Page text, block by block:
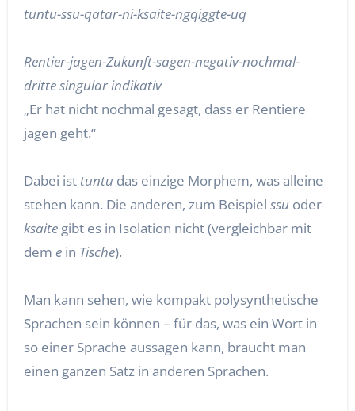
tuntu-ssu-qatar-ni-ksaite-ngqiggte-uq
Rentier-jagen-Zukunft-sagen-negativ-nochmal-
dritte singular indikativ
„Er hat nicht nochmal gesagt, dass er Rentiere
jagen geht.“
Dabei ist tuntudas einzige Morphem, was alleine
stehen kann. Die anderen, zum Beispiel ssuoder
ksaitegibt es in Isolation nicht (vergleichbar mit
dem ein Tische).
Man kann sehen, wie kompakt polysynthetische
Sprachen sein können – für das, was ein Wort in
so einer Sprache aussagen kann, braucht man
einen ganzen Satz in anderen Sprachen.